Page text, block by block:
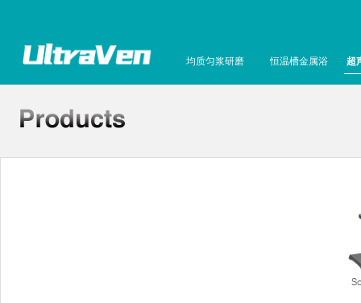
均质匀浆研磨 恒温槽金属浴 超